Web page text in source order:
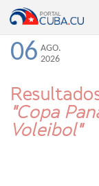
06 AGO.
2026
"Copa
Voleibol"